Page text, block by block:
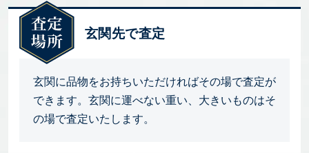
玄関先で査定
玄関に品物をお持ちいただければその場で査定が
できます。玄関に運べない重い、大きいものはそ
の場で査定いたします。